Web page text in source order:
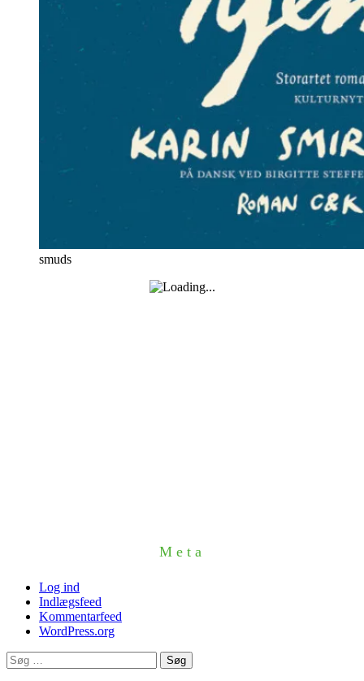
smuds
Meta
Log ind
Indlægsfeed
Kommentarfeed
WordPress.org
Søg
efter: